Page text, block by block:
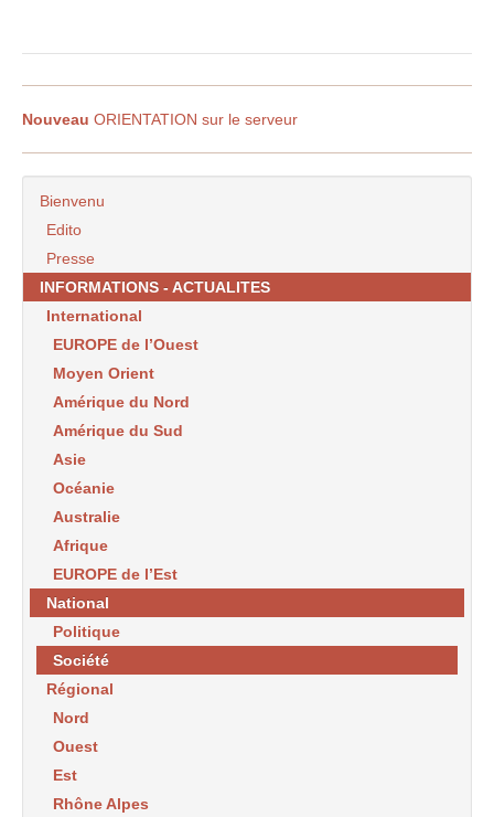
Nouveau ORIENTATION sur le serveur
Bienvenu
Edito
Presse
INFORMATIONS - ACTUALITES
International
EUROPE de l’Ouest
Moyen Orient
Amérique du Nord
Amérique du Sud
Asie
Océanie
Australie
Afrique
EUROPE de l’Est
National
Politique
Société
Régional
Nord
Ouest
Est
Rhône Alpes